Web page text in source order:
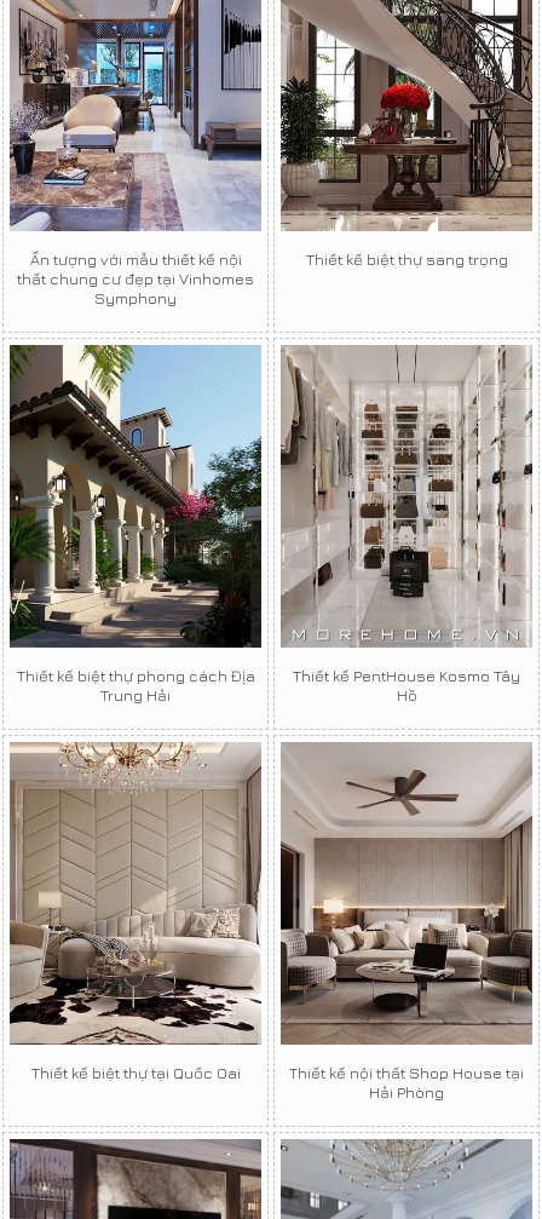
Ấn tượng với mẫu thiết kế nội
thất chung cư đẹp tại Vinhomes
Symphony
Thiết kế biệt thự sang trọng
Thiết kế biệt thự phong cách Địa
Trung Hải
Thiết kế PentHouse Kosmo Tây
Hồ
Thiết kế biệt thự tại Quốc Oai
Thiết kế nội thất Shop House tại
Hải Phòng